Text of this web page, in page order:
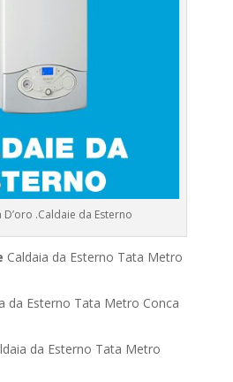
.Caldaie da Esterno
Caldaia da Esterno Tata Metro
da Esterno Tata Metro Conca
da Esterno Tata Metro